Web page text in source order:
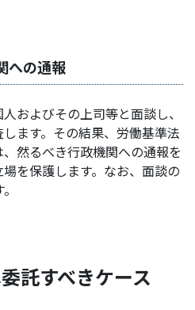
への通報
およびその上司等と面談し、
ます。その結果、労働基準法
然るべき行政機関への通報を
を保護します。なお、面談の
託すべきケース